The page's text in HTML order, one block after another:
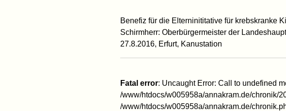
Benefiz für die Elterninititative für krebskranke
Schirmherr: Oberbürgermeister der
27.8.2016, Erfurt, Kanustation
Fatal error: Uncaught Error: Call to undefined
/www/htdocs/w005958a/annakram.de/chronik/
/www/htdocs/w005958a/annakram.de/